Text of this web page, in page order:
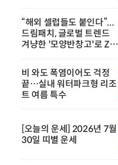
“해외 셀럽들도 붙인다”...
드림패치, 글로벌 트렌드
겨냥한 '모양반창고'로 Z세
비 와도 폭염이어도 걱정
끝…실내 워터파크형 리조
트 여름 특수
[오늘의 운세] 2026년 7월
30일 띠별 운세